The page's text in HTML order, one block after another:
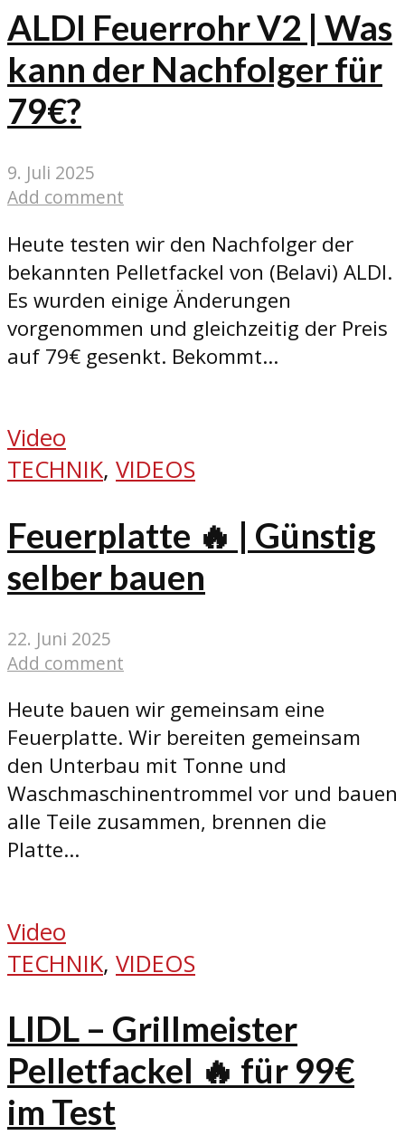
ALDI Feuerrohr V2 | Was
kann der Nachfolger für
79€?
9. Juli 2025
Add comment
Heute testen wir den Nachfolger der
bekannten Pelletfackel von (Belavi) ALDI.
Es wurden einige Änderungen
vorgenommen und gleichzeitig der Preis
auf 79€ gesenkt. Bekommt...
Video
TECHNIK, VIDEOS
Feuerplatte 🔥 | Günstig
selber bauen
22. Juni 2025
Add comment
Heute bauen wir gemeinsam eine
Feuerplatte. Wir bereiten gemeinsam
den Unterbau mit Tonne und
Waschmaschinentrommel vor und bauen
alle Teile zusammen, brennen die
Platte...
Video
TECHNIK, VIDEOS
LIDL – Grillmeister
Pelletfackel 🔥 für 99€
im Test